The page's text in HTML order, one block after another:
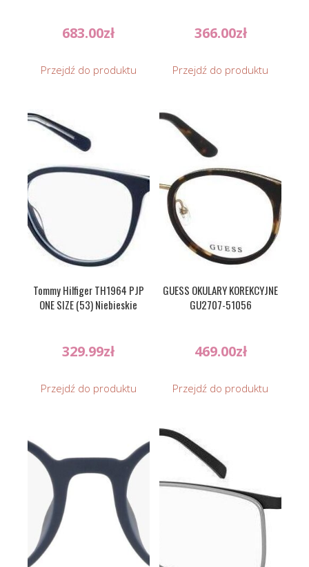
683.00zł
Przejdź do produktu
366.00zł
Przejdź do produktu
Tommy Hilfiger TH1964 PJP
ONE SIZE (53) Niebieskie
329.99zł
Przejdź do produktu
GUESS OKULARY KOREKCYJNE
GU2707-51056
469.00zł
Przejdź do produktu